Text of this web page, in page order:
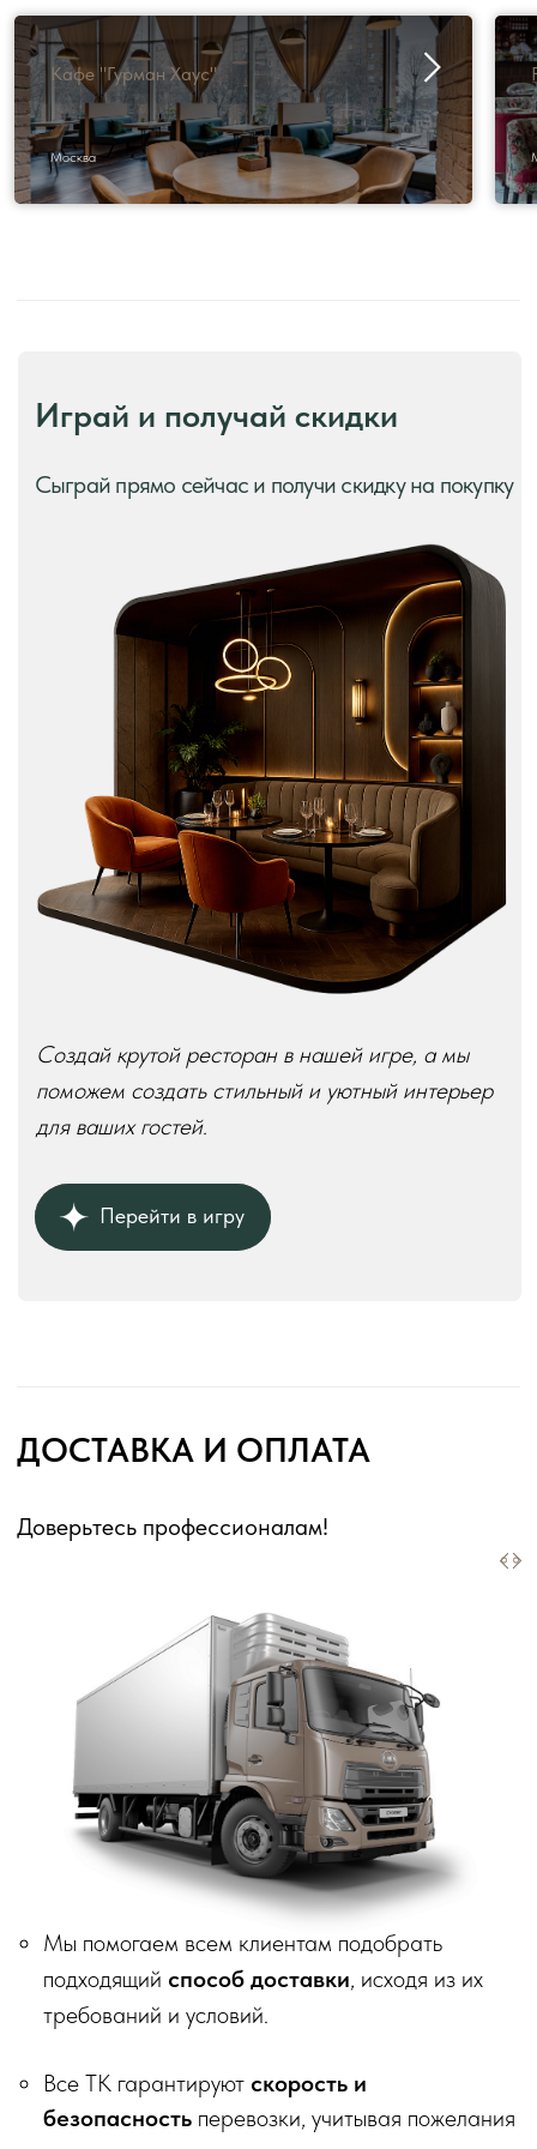
Кафе "Гурман Хаус"
Москва
Производство и преимущества!
Телефон: +7 (926) 989-08-52
без перерывов и выходных
Перечень партнеров, которым могут быть
переданы ПД
ИП Матвеев Виталий Юрьевич
ИНН 110804770591, ОГРНИП 324774600194385
Информация на сайте носит информационный характер и
не является публичной офертой, за исключением случаев,
прямо указанных в условиях публичной оферты.
© 2018–2026 Мебельная фабрика «Tulsy». Все права
защищены. Тексты, изображения, макеты и иные
материалы на сайте являются объектами авторского
права и охраняются в соответствии со ст. 1259 и 1301 ГК
РФ. Использование без письменного согласия запрещено
и влечёт юридическую ответственность.